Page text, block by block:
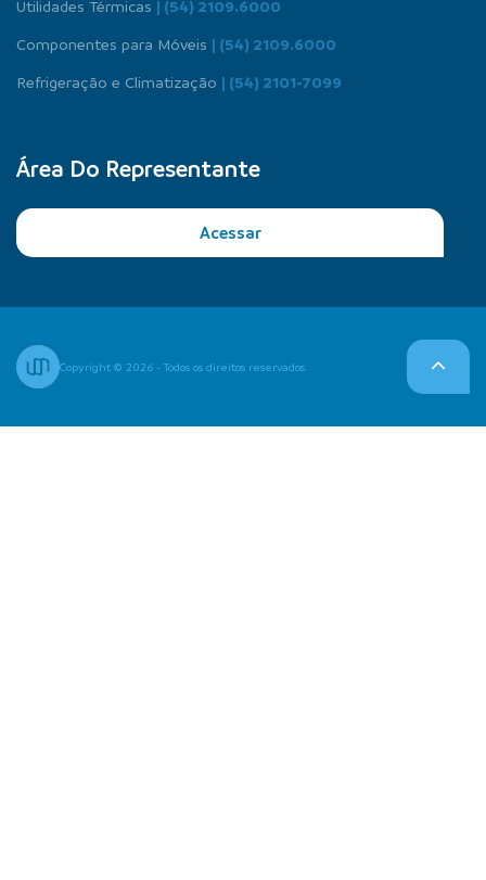
Utilidades Térmicas | (54) 2109.6000
Componentes para Móveis | (54) 2109.6000
Refrigeração e Climatização | (54) 2101-7099
Área Do Representante
Acessar
Copyright © 2026 - Todos os direitos reservados.